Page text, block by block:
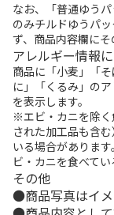
なお、「普通ゆう
のみチルドゆうパ
ず、商品内容欄にそ
アレルギー情報
商品に「小麦」「
に」「くるみ」の
を表示します。
※エビ・カニを除
された加工品も含
いる場合がありま
ビ・カニを食べてい
その他
商品写真はイメ